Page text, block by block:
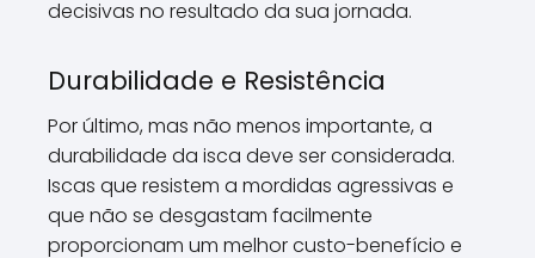
decisivas no resultado da sua jornada.
Durabilidade e Resistência
Por último, mas não menos importante, a
durabilidade da isca deve ser considerada.
Iscas que resistem a mordidas agressivas e
que não se desgastam facilmente
proporcionam um melhor custo-benefício e